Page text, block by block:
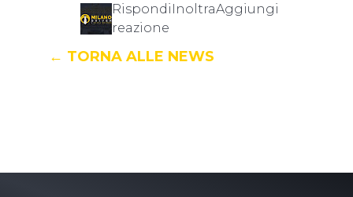
RispondiInoltraAggiungi
reazione
← TORNA ALLE NEWS